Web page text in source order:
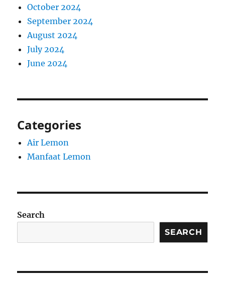
October 2024
September 2024
August 2024
July 2024
June 2024
Categories
Air Lemon
Manfaat Lemon
Search
SEARCH